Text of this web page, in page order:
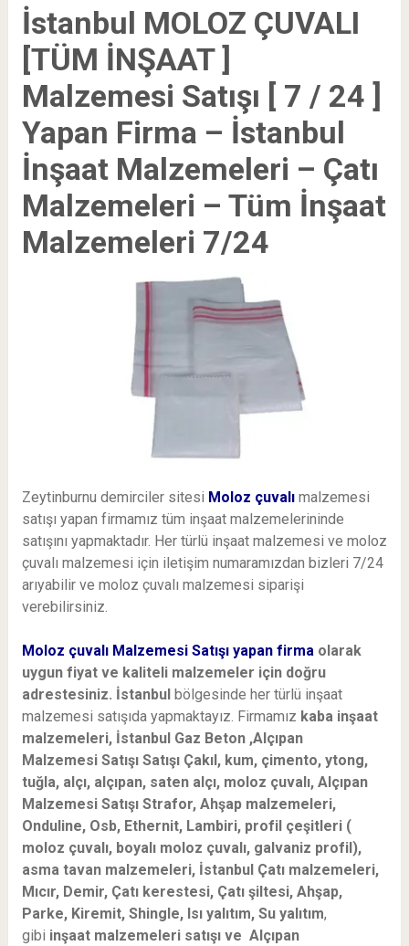
İstanbul MOLOZ ÇUVALI
[TÜM İNŞAAT ]
Malzemesi Satışı [ 7 / 24 ]
Yapan Firma – İstanbul
İnşaat Malzemeleri – Çatı
Malzemeleri – Tüm İnşaat
Malzemeleri 7/24
Zeytinburnu demirciler sitesi Moloz çuvalımalzemesi
satışı yapan firmamız tüm inşaat malzemelerininde
satışını yapmaktadır. Her türlü inşaat malzemesi ve moloz
çuvalı malzemesi için iletişim numaramızdan bizleri 7/24
arıyabilir ve moloz çuvalı malzemesi siparişi
verebilirsiniz.
Moloz çuvalı Malzemesi Satışı yapan firma olarak
uygun fiyat ve kaliteli malzemeler için doğru
adrestesiniz. İstanbul bölgesinde her türlü inşaat
malzemesi satışıda yapmaktayız. Firmamız kaba inşaat
malzemeleri, İstanbul Gaz Beton ,Alçıpan
Malzemesi Satışı Satışı Çakıl, kum, çimento, ytong,
tuğla, alçı, alçıpan, saten alçı, moloz çuvalı, Alçıpan
Malzemesi Satışı Strafor, Ahşap malzemeleri,
Onduline, Osb, Ethernit, Lambiri, profil çeşitleri (
moloz çuvalı, boyalı moloz çuvalı, galvaniz profil),
asma tavan malzemeleri, İstanbul Çatı malzemeleri,
Mıcır, Demir, Çatı kerestesi, Çatı şiltesi, Ahşap,
Parke, Kiremit, Shingle, Isı yalıtım, Su yalıtım,
gibi inşaat malzemeleri satışı ve Alçıpan